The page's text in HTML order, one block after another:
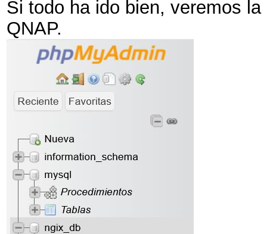
Si todo ha ido bien, veremos
QNAP.